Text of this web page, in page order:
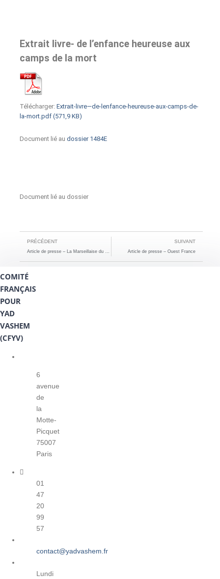
Extrait livre- de l’enfance heureuse aux
camps de la mort
Télécharger: Extrait-livre—de-lenfance-heureuse-aux-camps-de-
la-mort.pdf (571,9 KB)
Document lié au dossier 1484E
Document lié au dossier
PRÉCÉDENT
Article de presse – La Marseillaise du 11/02/2000
SUIVANT
Article de presse – Ouest France
COMITÉ
FRANÇAIS
POUR
YAD
VASHEM
(CFYV)
6
avenue
de
la
Motte-
Picquet
75007
Paris
01
47
20
99
57
contact@yadvashem.fr
Lundi